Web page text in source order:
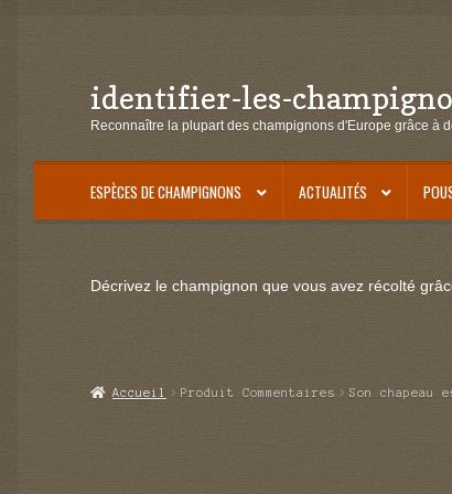
Aller
à
navigation
Aller
au
identifier-les-
Reconnaître la plupart des champignons d'Europe grâce à
ESPÈCES DE CHAMPIGNONS ACTUALITÉS
Décrivez le champignon que vous avez récolté
Accueil Produit Commentaires Son chapeau